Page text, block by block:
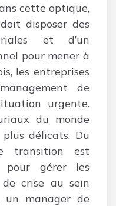
cette optique,
disposer des
et d’un
pour mener à
les entreprises
de
urgente.
du monde
délicats. Du
transition est
pour gérer les
crise au sein
un manager de